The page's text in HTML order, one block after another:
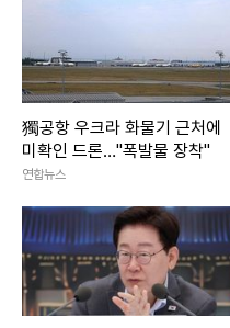
獨공항 우크라 화물기 근처에
미확인 드론…"폭발물 장착"
연합뉴스